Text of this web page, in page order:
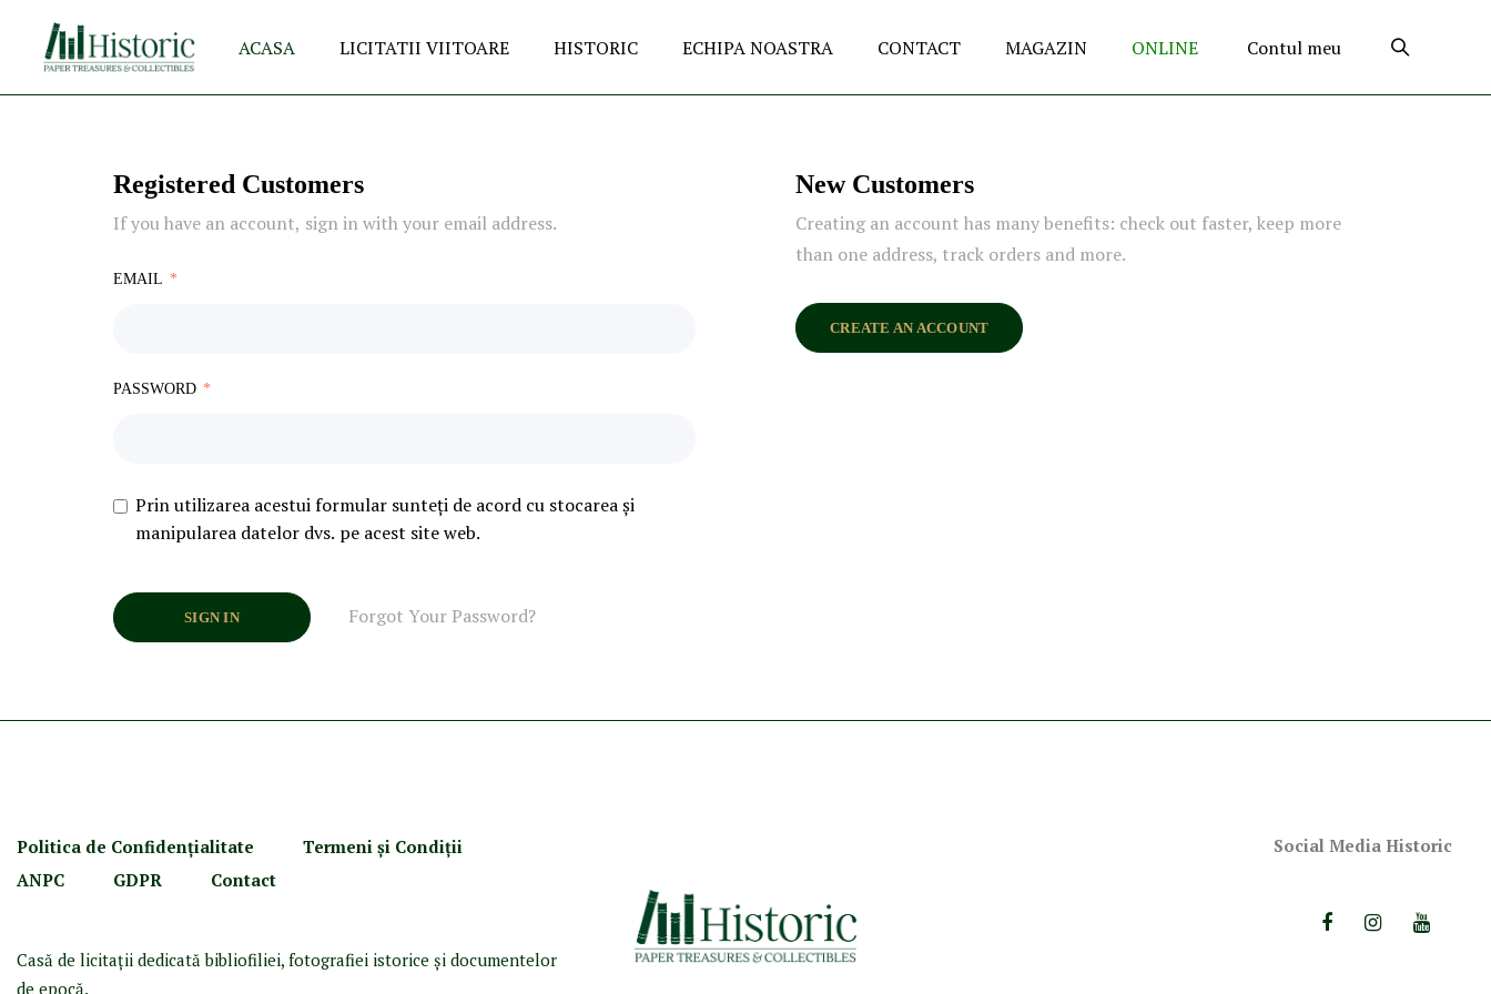
ACASA LICITATII VIITOARE HISTORIC ECHIPA NOASTRA CONTACT MAGAZIN ONLINE Contul meu
Registered Customers
If you have an account, sign in with your email address.
EMAIL
PASSWORD
Prin utilizarea acestui formular sunteți de acord cu stocarea și
manipularea datelor dvs. pe acest site web.
SIGN IN Forgot Your Password?
New Customers
Creating an account has many benefits: check out faster, keep more
than one address, track orders and more.
CREATE AN ACCOUNT
Politica de Confidenţialitate
Termeni şi Condiţii
ANPC
GDPR Contact
Casă de licitaţii dedicată bibliofiliei, fotografiei istorice şi documentelor
de epocă.
Social Media Historic